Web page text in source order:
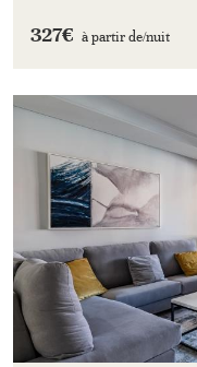
327€ à partir de/nuit